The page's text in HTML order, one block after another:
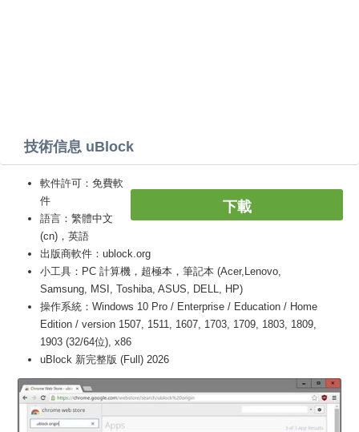
技術信息 uBlock
下載
軟件許可：免費軟
件
語言：繁體中文
(cn)，英語
出版商軟件：ublock.org
小工具：PC 計算機，超極本，筆記本 (Acer,Lenovo,
Samsung, MSI, Toshiba, ASUS, DELL, HP)
操作系統：Windows 10 Pro / Enterprise / Education / Home
Edition / version 1507, 1511, 1607, 1703, 1709, 1803, 1809,
1903 (32/64位), x86
uBlock 新完整版 (Full) 2026